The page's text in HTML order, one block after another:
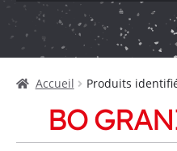
e
t
t
o
Qui
Nos
Accueil Produits
BO